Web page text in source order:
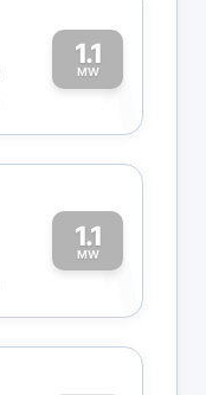
1.1
MW1
1.1
MW1